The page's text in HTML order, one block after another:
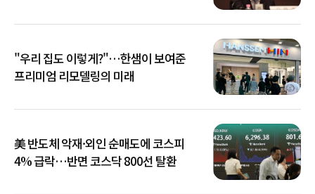
"우리 집도 이렇게?"…한샘이 보여준
프리미엄 리모델링의 미래
美 반도체 악재·외인 순매도에 코스피
4% 급락…반면 코스닥 800선 탈환